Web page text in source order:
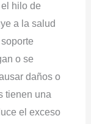
hilo de
a la salud
o se
daños o
tienen una
el exceso